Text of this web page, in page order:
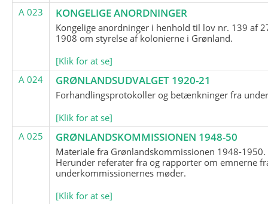
A 023
KONGELIGE ANORDNINGER
Kongelige anordninger i henhold til lov nr. 139 af
1908 om styrelse af kolonierne i Grønland.
[Klik for at se]
A 024
GRØNLANDSUDVALGET 1920-21
Forhandlingsprotokoller og betænkninger fra
[Klik for at se]
A 025
GRØNLANDSKOMMISSIONEN 1948-50
Materiale fra Grønlandskommissionen 1948-1950.
Herunder referater fra og rapporter om emnerne
underkommissionernes møder.
[Klik for at se]